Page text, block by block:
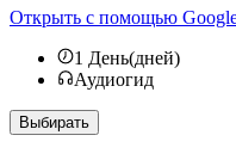
Открыть с помощью
1 День(дней)
Аудиогид
Выбирать